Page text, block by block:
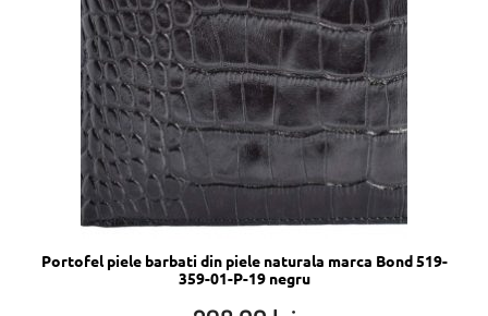
Portofel piele barbati din piele naturala marca Bond 519-
359-01-P-19 negru